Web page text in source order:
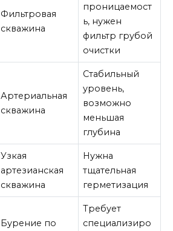
Фильтровая
скважина
проницаемост
ь, нужен
фильтр грубой
очистки
Артериальная
скважина
Стабильный
уровень,
возможно
меньшая
глубина
Узкая
артезианская
скважина
Нужна
тщательная
герметизация
Бурение по
Требует
специализиро